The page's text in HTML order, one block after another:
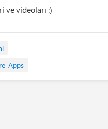
ve videoları :)
Apps